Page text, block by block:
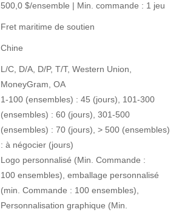
500,0 $/ensemble | Min. commande : 1 jeu
Fret maritime de soutien
Chine
L/C, D/A, D/P, T/T, Western Union,
MoneyGram, OA
1-100 (ensembles) : 45 (jours), 101-300
(ensembles) : 60 (jours), 301-500
(ensembles) : 70 (jours), > 500 (ensembles)
: à négocier (jours)
Logo personnalisé (Min. Commande :
100 ensembles), emballage personnalisé
(min. Commande : 100 ensembles),
Personnalisation graphique (Min.